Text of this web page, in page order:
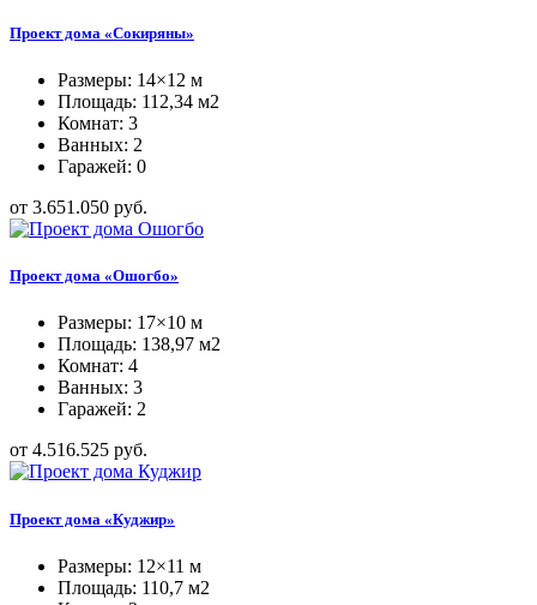
Проект дома «Сокиряны»
Размеры: 14×12 м
Площадь: 112,34 м2
Комнат: 3
Ванных: 2
Гаражей: 0
от 3.651.050 руб.
Проект дома «Ошогбо»
Размеры: 17×10 м
Площадь: 138,97 м2
Комнат: 4
Ванных: 3
Гаражей: 2
от 4.516.525 руб.
Проект дома «Куджир»
Размеры: 12×11 м
Площадь: 110,7 м2